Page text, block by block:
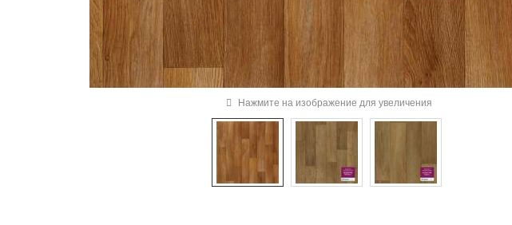
Нажмите на изображение для увеличения